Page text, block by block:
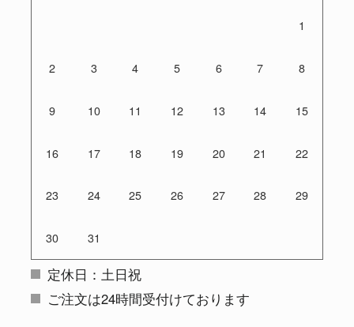
1
2 3 4 5 6 7 8
9 10 11 12 13 14 15
16 17 18 19 20 21 22
23 24 25 26 27 28 29
30 31
定休日：土日祝
ご注文は24時間受付けております